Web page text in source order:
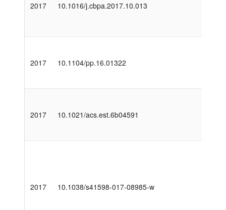
2017 10.1016/j.cbpa.2017.10.013
2017 10.1104/pp.16.01322
2017 10.1021/acs.est.6b04591
2017 10.1038/s41598-017-08985-w